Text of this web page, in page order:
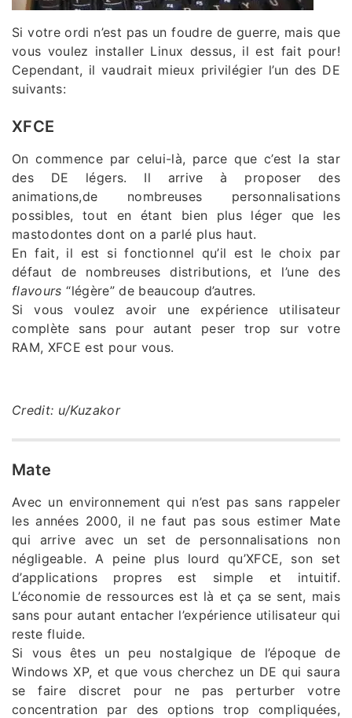
Si votre ordi n’est pas un foudre de guerre, mais que
vous voulez installer Linux dessus, il est fait pour!
Cependant, il vaudrait mieux privilégier l’un des DE
suivants:
XFCE
On commence par celui-là, parce que c’est la star
des DE légers. Il arrive à proposer des
animations,de nombreuses personnalisations
possibles, tout en étant bien plus léger que les
mastodontes dont on a parlé plus haut.
En fait, il est si fonctionnel qu’il est le choix par
défaut de nombreuses distributions, et l’une des
flavours “légère” de beaucoup d’autres.
Si vous voulez avoir une expérience utilisateur
complète sans pour autant peser trop sur votre
RAM, XFCE est pour vous.
Credit: u/Kuzakor
Mate
Avec un environnement qui n’est pas sans rappeler
les années 2000, il ne faut pas sous estimer Mate
qui arrive avec un set de personnalisations non
négligeable. A peine plus lourd qu’XFCE, son set
d’applications propres est simple et intuitif.
L’économie de ressources est là et ça se sent, mais
sans pour autant entacher l’expérience utilisateur qui
reste fluide.
Si vous êtes un peu nostalgique de l’époque de
Windows XP, et que vous cherchez un DE qui saura
se faire discret pour ne pas perturber votre
concentration par des options trop compliquées,